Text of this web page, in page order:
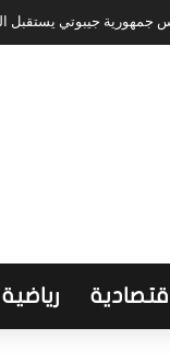
جمهورية جيبوتي يستقبل
اقتصادية رياضية